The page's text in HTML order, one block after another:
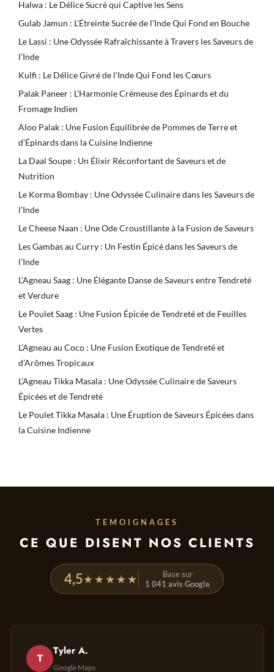
Halwa : Le Délice Sucré qui Captive les Sens
Gulab Jamun : L’Étreinte Sucrée de l’Inde Qui Fond en Bouche
Le Lassi : Une Odyssée Rafraîchissante à Travers les Saveurs de
l’Inde
Kulfi : Le Délice Givré de l’Inde Qui Fond les Cœurs
Palak Paneer : L’Harmonie Crémeuse des Épinards et du
Fromage Indien
Aloo Palak : Une Fusion Équilibrée de Pommes de Terre et
d’Épinards dans la Cuisine Indienne
La Daal Soupe : Un Élixir Réconfortant de Saveurs et de
Nutrition
Le Korma Bombay : Une Odyssée Culinaire dans les Saveurs de
l’Inde
Le Cheese Naan : Une Ode Croustillante à la Fusion de Saveurs
Les Gambas au Curry : Un Festin Épicé dans les Saveurs de
l’Inde
L’Agneau Saag : Une Élégante Danse de Saveurs entre Tendreté
et Verdure
Le Poulet Saag : Une Fusion Épicée de Tendreté et de Feuilles
Vertes
L’Agneau au Coco : Une Fusion Exotique de Tendreté et
d’Arômes Tropicaux
L’Agneau Tikka Masala : Une Odyssée Culinaire de Saveurs
Épicées et de Tendreté
Le Poulet Tikka Masala : Une Éruption de Saveurs Épicées dans
la Cuisine Indienne
TEMOIGNAGES
CE QUE DISENT NOS CLIENTS
4,5★★★★★
Base sur
1 041 avis Google
T
Tyler A.
Google Maps